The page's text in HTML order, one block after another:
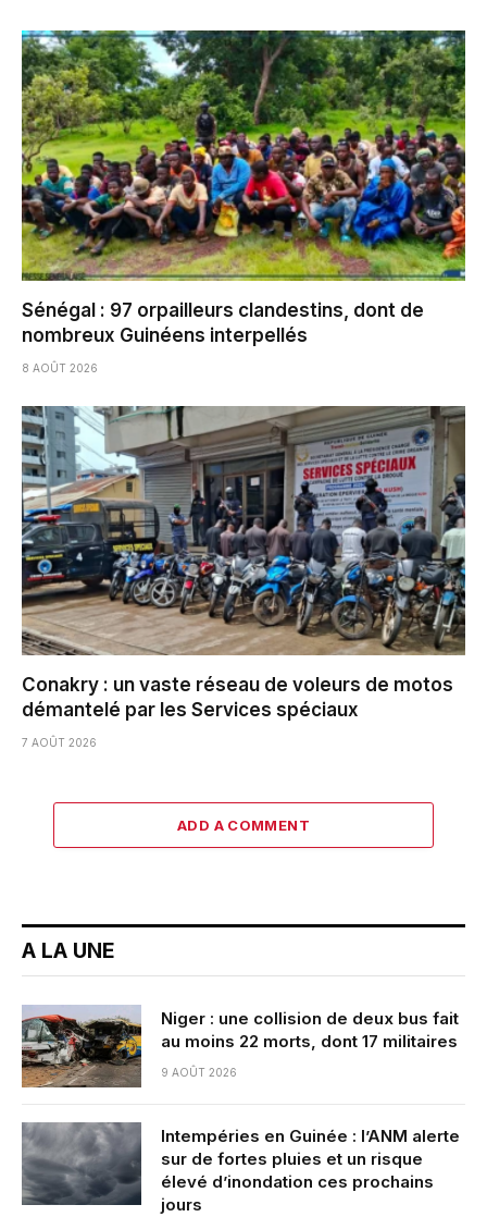
Sénégal : 97 orpailleurs clandestins, dont de
nombreux Guinéens interpellés
8 AOÛT 2026
Conakry : un vaste réseau de voleurs de motos
démantelé par les Services spéciaux
7 AOÛT 2026
ADD A COMMENT
A LA UNE
Niger : une collision de deux bus fait
au moins 22 morts, dont 17 militaires
9 AOÛT 2026
Intempéries en Guinée : l’ANM alerte
sur de fortes pluies et un risque
élevé d’inondation ces prochains
jours